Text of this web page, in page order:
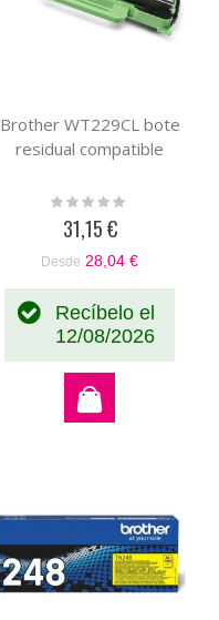
Brother WT229CL bote
residual compatible
Rating:
31,15 €
Desde 28,04 €
Recíbelo el
12/08/2026